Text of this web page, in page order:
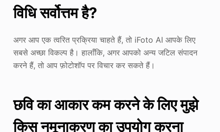
विधि सर्वोत्तम है?
अगर आप एक त्वरित प्रक्रिया चाहते हैं, तो iFoto AI आपके लिए
सबसे अच्छा विकल्प है। हालाँकि, अगर आपको अन्य जटिल संपादन
करने हैं, तो आप फ़ोटोशॉप पर विचार कर सकते हैं।
छवि का आकार कम करने के लिए मुझे
किस नमूनाकरण का उपयोग करना